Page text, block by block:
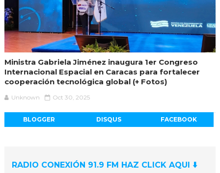
Ministra Gabriela Jiménez inaugura 1er Congreso
Internacional Espacial en Caracas para fortalecer
cooperación tecnológica global (+ Fotos)
Unknown Oct 30, 2025
BLOGGER DISQUS FACEBOOK
RADIO CONEXIÓN 91.9 FM HAZ CLICK AQUI ⬇️